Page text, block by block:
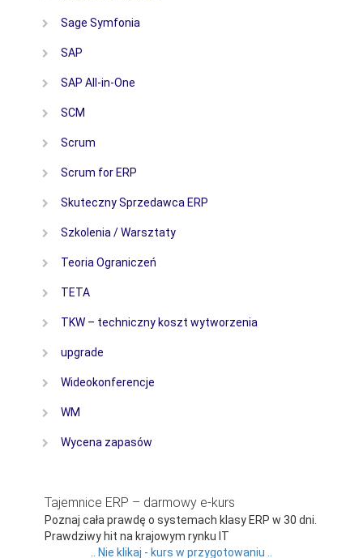
Sage Symfonia
SAP
SAP All-in-One
SCM
Scrum
Scrum for ERP
Skuteczny Sprzedawca ERP
Szkolenia / Warsztaty
Teoria Ograniczeń
TETA
TKW – techniczny koszt wytworzenia
upgrade
Wideokonferencje
WM
Wycena zapasów
Tajemnice ERP – darmowy e-kurs
Poznaj cała prawdę o systemach klasy ERP w 30 dni.
Prawdziwy hit na krajowym rynku IT
.. Nie klikaj - kurs w przygotowaniu ..